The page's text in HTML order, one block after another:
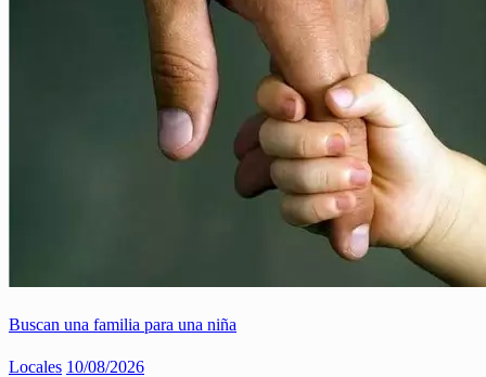
Buscan una familia para una niña
Locales 10/08/2026